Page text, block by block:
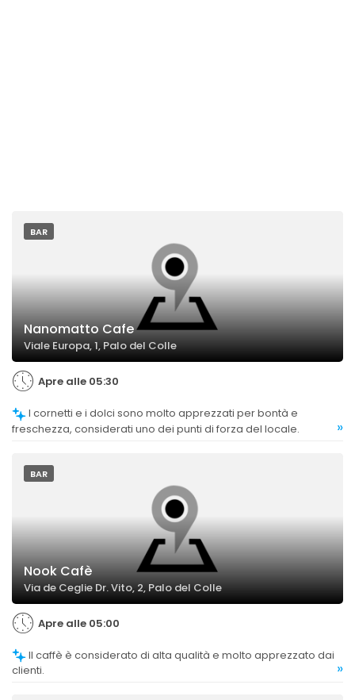
BAR
Nanomatto Cafe
Viale Europa, 1, Palo del Colle
Apre alle 05:30
freschezza, considerati uno dei punti di forza del locale.
»
BAR
Nook Cafè
Via de Ceglie Dr. Vito, 2, Palo del Colle
Apre alle 05:00
clienti.
»